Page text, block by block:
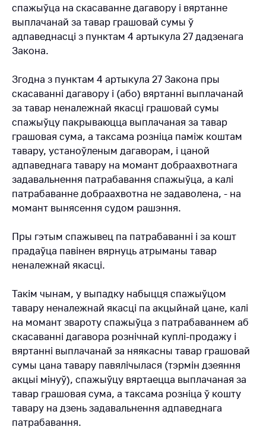
Электронныя
звароты
Паведаміць аб
росце кошту на
Паведаміць аб
росце кошту на
лекі і
медыцынскія
вырабы
Кантакты
Адрас і рэжым
працы
Прыёмная
Гарачая лінія
Прэс-служба
Вышэйшы
дзяржаўны орган
Важнае на сайце
Дзяржаўны
рэестр
гаспадарчых
суб'ектаў, якія
займаюць
дамінуючае
становішча на
спажыўца на скасаванне дагавору і вяртанне
выплачанай за тавар грашовай сумы ў
адпаведнасцi з пунктам 4 артыкула 27 дадзенага
Закона.
Згодна з пунктам 4 артыкула 27 Закона пры
скасаванні дагавору і (або) вяртанні выплачанай
за тавар неналежнай якасці грашовай сумы
спажыўцу пакрываюцца выплачаная за тавар
грашовая сума, а таксама розніца паміж коштам
тавару, устаноўленым дагаворам, i цаной
адпаведнага тавару на момант добраахвотнага
задавальнення патрабавання спажыўца, а калi
патрабаванне добраахвотна не задаволена, - на
момант вынясення судом рашэння.
Пры гэтым спажывец па патрабаванні і за кошт
прадаўца павінен вярнуць атрыманы тавар
неналежнай якасці.
Такім чынам, у выпадку набыцця спажыўцом
тавару неналежнай якасці па акцыйнай цане, калі
на момант звароту спажыўца з патрабаваннем аб
скасаванні дагавора рознiчнай куплi-продажу і
вяртанні выплачанай за няякасны тавар грашовай
сумы цана тавару павялічылася (тэрмін дзеяння
акцыі мінуў), спажыўцу вяртаецца выплачаная за
тавар грашовая сума, а таксама розніца ў кошту
тавару на дзень задавальнення адпаведнага
патрабавання.